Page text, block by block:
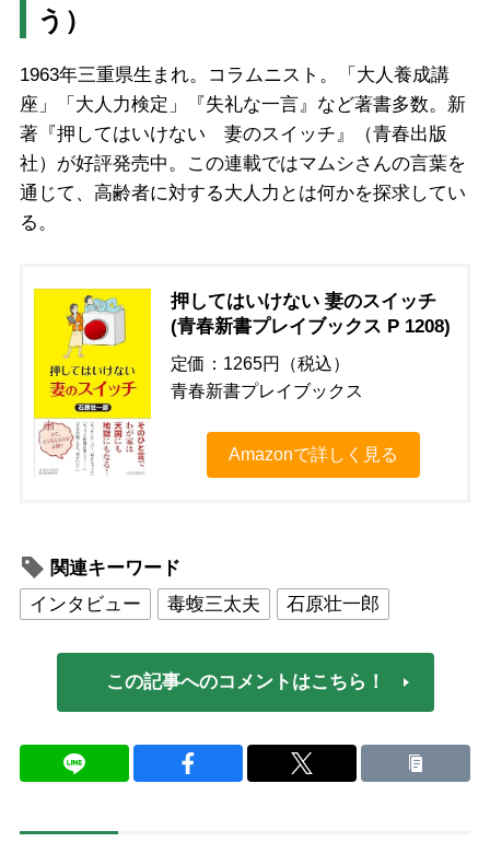
う）
1963年三重県生まれ。コラムニスト。「大人養成講
座」「大人力検定」『失礼な一言』など著書多数。新
著『押してはいけない 妻のスイッチ』（青春出版
社）が好評発売中。この連載ではマムシさんの言葉を
通じて、高齢者に対する大人力とは何かを探求してい
る。
押してはいけない 妻のスイッチ
(青春新書プレイブックス P 1208)
定価：1265円（税込）
青春新書プレイブックス
Amazonで詳しく見る
関連キーワード
インタビュー
毒蝮三太夫 石原壮一郎
この記事へのコメントはこちら！